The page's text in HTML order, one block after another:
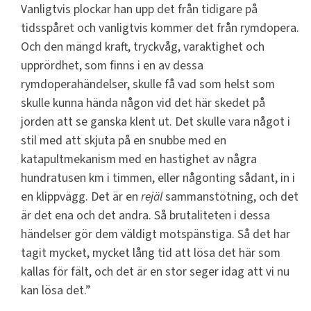
Vanligtvis plockar han upp det från tidigare på
tidsspåret och vanligtvis kommer det från rymdopera.
Och den mängd kraft, tryckvåg, varaktighet och
upprördhet, som finns i en av dessa
rymdoperahändelser, skulle få vad som helst som
skulle kunna hända någon vid det här skedet på
jorden att se ganska klent ut. Det skulle vara något i
stil med att skjuta på en snubbe med en
katapultmekanism med en hastighet av några
hundratusen km i timmen, eller någonting sådant, in i
en klippvägg. Det är en rejälsammanstötning, och det
är det ena och det andra. Så brutaliteten i dessa
händelser gör dem väldigt motspänstiga. Så det har
tagit mycket, mycket lång tid att lösa det här som
kallas för fält, och det är en stor seger idag att vi nu
kan lösa det.”